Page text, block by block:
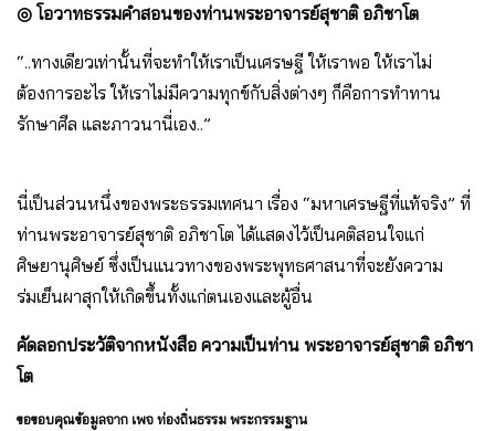
◎ โอวาทธรรมคำสอนของท่านพระอาจารย์สุชาติ อภิชาโต
“..ทางเดียวเท่านั้นที่จะทำให้เราเป็นเศรษฐี ให้เราพอ ให้เราไม่
ต้องการอะไร ให้เราไม่มีความทุกข์กับสิ่งต่างๆ ก็คือการทำทาน
รักษาศีล และภาวนานี่เอง..”
นี่เป็นส่วนหนึ่งของพระธรรมเทศนา เรื่อง “มหาเศรษฐีที่แท้จริง” ที่
ท่านพระอาจารย์สุชาติ อภิชาโต ได้แสดงไว้เป็นคติสอนใจแก่
ศิษยานุศิษย์ ซึ่งเป็นแนวทางของพระพุทธศาสนาที่จะยังความ
ร่มเย็นผาสุกให้เกิดขึ้นทั้งแก่ตนเองและผู้อื่น
คัดลอกประวัติจากหนังสือ ความเป็นท่าน พระอาจารย์สุชาติ อภิชา
โต
ขอขอบคุณข้อมูลจาก เพจ ท่องถิ่นธรรม พระกรรมฐาน